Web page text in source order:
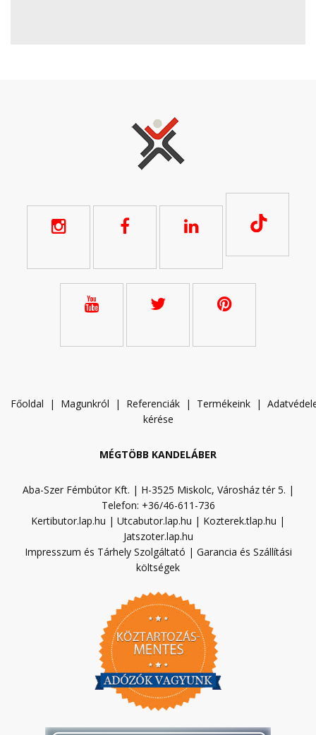
Főoldal | Magunkról | Referenciák | Termékeink | A
kérése
MÉGTÖBB KANDELÁBER
Aba-Szer Fémbútor Kft. | H-3525 Miskolc, Városház tér 5. |
Telefon: +36/46-611-736
Kertibutor.lap.hu | Utcabutor.lap.hu | Kozterek.tlap.hu |
Jatszoter.lap.hu
Impresszum és Tárhely Szolgáltató | Garancia és Szállítási
költségek